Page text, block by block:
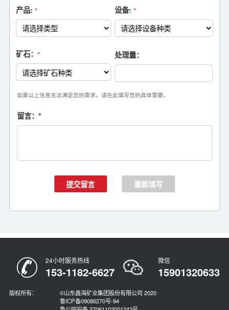
产品: * 设备: *
矿石： * 处理量：
如果以上信息无法满足您的需求，请在此填写您的具体需要。
留言：*
24小时服务热线
153-1182-6627
微信
15901320633
版权所有：
©山东鑫海矿业集团股份有限公司 2020
鲁ICP备09086270号-94